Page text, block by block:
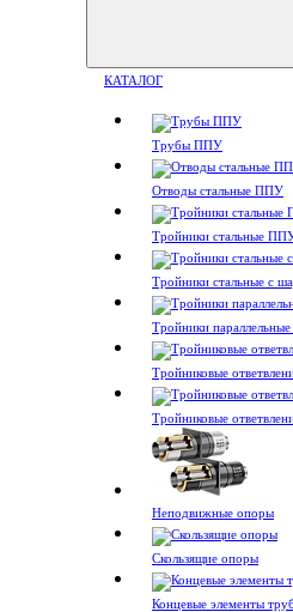
КАТАЛОГ
Трубы ППУ
Отводы стальные ППУ
Тройники стальные
Тройники стальные с
Тройники
Тройниковые
Тройниковые
Неподвижные опоры
Скользящие опоры
Концевые элементы